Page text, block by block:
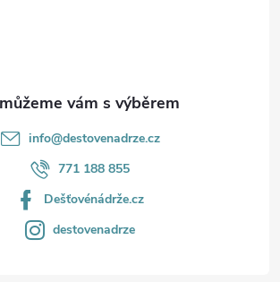
info@destovenadrze.cz
771 188 855
Dešťovénádrže.cz
destovenadrze